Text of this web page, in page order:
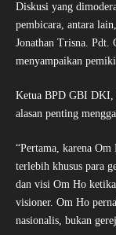
Diskusi yang
pembicara, antara
Jonathan Trisna. Pdt.
menyampaikan
Ketua BPD GBI DKI,
alasan penting
“Pertama, karena
terlebih khusus para
dan visi Om Ho
visioner. Om Ho
nasionalis, bukan